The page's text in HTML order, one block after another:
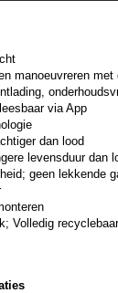
manoeuvreren met
via App
dan lood
levensduur dan
geen lekkende
Volledig recyclebaar